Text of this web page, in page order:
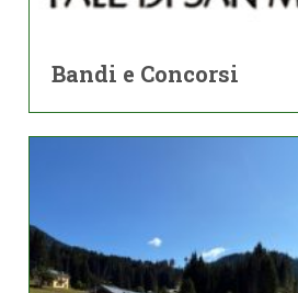
Bandi e Concorsi